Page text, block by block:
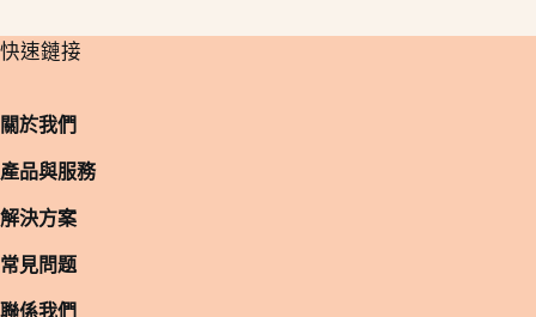
​快速鏈接
關於我們
產品與服務
解決方案
常見問题
聯係我們